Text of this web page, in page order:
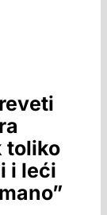
toliko
i leći